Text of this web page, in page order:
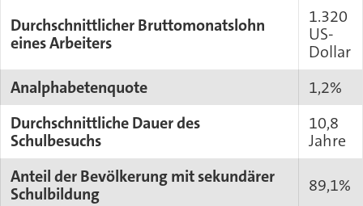
Durchschnittlicher Bruttomonatslohn
eines Arbeiters
1.320
US-
Dollar
Analphabetenquote
1,2%
Durchschnittliche Dauer des
Schulbesuchs
10,8
Jahre
Anteil der Bevölkerung mit sekundärer
Schulbildung
89,1%